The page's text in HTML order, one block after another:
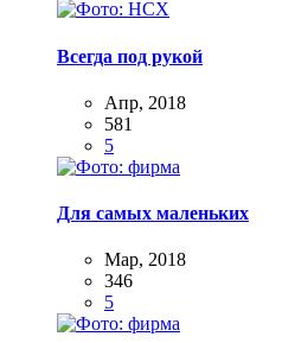
Всегда под рукой
Апр, 2018
581
5
Для самых маленьких
Мар, 2018
346
5